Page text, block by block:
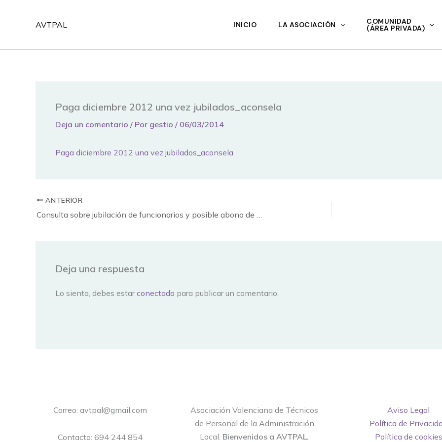
AVTPAL INICIO LA ASOCIACIÓN COMUNIDAD
(ÁREA PRIVADA)
Paga diciembre 2012 una vez jubilados_aconsela
Deja un comentario / Por gestio / 06/03/2014
Paga diciembre 2012 una vez jubilados_aconsela
ANTERIOR
Deja una respuesta
Lo siento, debes estarconectado para publicar un comentario.
Correo: avtpal@gmail.com
Contacto: 694 244 854
Asociación Valenciana de Técnicos
de Personal de la Administración
Local. Bienvenidos a AVTPAL.
Aviso Legal
Política de
Política de cookies